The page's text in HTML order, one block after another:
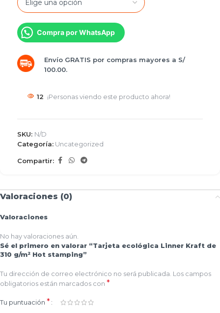
Compra por WhatsApp
Envío GRATIS por compras mayores a S/
100.00.
12 ¡Personas viendo este producto ahora!
SKU: N/D
Categoría: Uncategorized
Compartir:
Valoraciones (0)
Valoraciones
No hay valoraciones aún.
Sé el primero en valorar “Tarjeta ecológica Linner Kraft de
310 g/m² Hot stamping”
Tu dirección de correo electrónico no será publicada. Los campos
obligatorios están marcados con *
Tu puntuación *